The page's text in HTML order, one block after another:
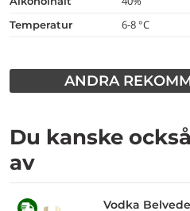
temperatur 6-8 °C
ANDRA
Du kanske
av
Vodka